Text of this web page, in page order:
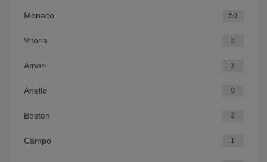
Monaco 50
Vitoria 3
Amori 3
Anello 9
Boston 2
Campo 1